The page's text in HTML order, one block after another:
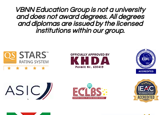
VBNN Education Group is not a university
and does not award degrees. All degrees
and diplomas are issued by the licensed
institutions within our group.